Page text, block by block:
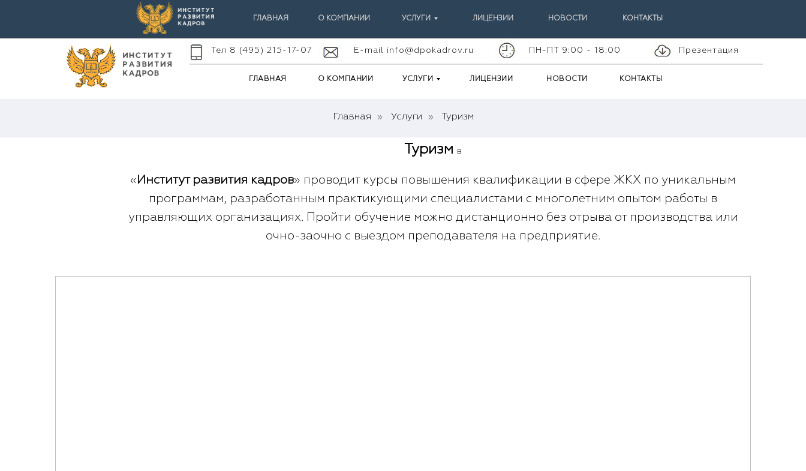
ГЛАВНАЯ О КОМПАНИИ УСЛУГИ ЛИЦЕНЗИИ НОВОСТИ КОНТАКТЫ
ГЛАВНАЯ О КОМПАНИИ УСЛУГИ ЛИЦЕНЗИИ НОВОСТИ КОНТАКТЫ
Тел 8 (495) 215-17-07 E-mail info@dpokadrov.ru Презентация
ПН-ПТ 9:00 - 18:00
Главная » Услуги » Туризм
Туризм в
« Институт развития кадров» проводит курсы повышения квалификации в сфере ЖКХ по уникальным
программам, разработанным практикующими специалистами с многолетним опытом работы в
управляющих организациях. Пройти обучение можно дистанционно без отрыва от производства или
очно-заочно с выездом преподавателя на предприятие.